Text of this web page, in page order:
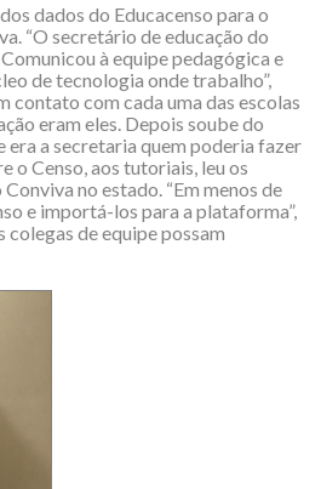
dados do Educacenso para o
“O secretário de educação do
à equipe pedagógica e
de tecnologia onde trabalho”,
contato com cada uma das escolas
eram eles. Depois soube do
era a secretaria quem poderia fazer
o Censo, aos tutoriais, leu os
no estado. “Em menos de
e importá-los para a plataforma”,
colegas de equipe possam